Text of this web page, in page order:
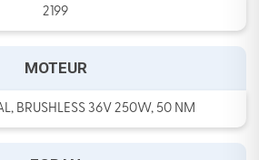
2199
MOTEUR
BRUSHLESS 36V 250W, 50 NM